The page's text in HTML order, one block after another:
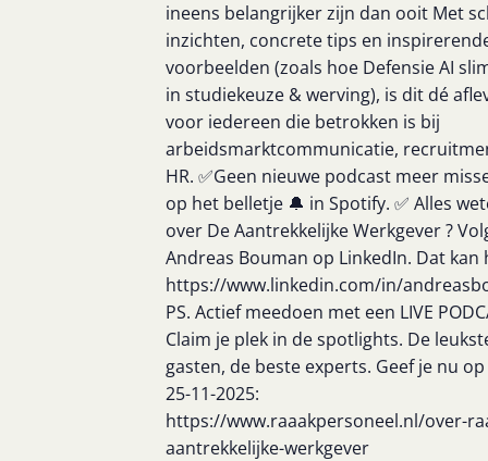
ineens belangrijker zijn dan ooit Met
inzichten, concrete tips en
voorbeelden (zoals hoe Defensie AI
in studiekeuze & werving), is dit dé
voor iedereen die betrokken is bij
arbeidsmarktcommunicatie,
HR. ✅Geen nieuwe podcast meer
op het belletje 🔔 in Spotify. ✅ Alles
over De Aantrekkelijke Werkgever ?
Andreas Bouman op LinkedIn. Dat kan
https://www.linkedin.com/in/
PS. Actief meedoen met een LIVE
Claim je plek in de spotlights. De
gasten, de beste experts. Geef je nu
25-11-2025:
https://www.raaakpersoneel.nl/over-
aantrekkelijke-werkgever